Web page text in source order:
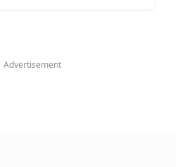
Advertisement